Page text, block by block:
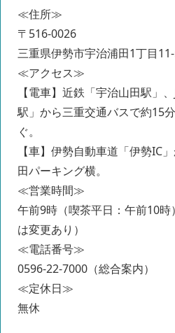
≪住所≫
〒516-0026
三重県伊勢市宇治浦田1丁目
≪アクセス≫
【電車】近鉄「宇治山田駅」
駅」から三重交通バスで約15
ぐ。
【車】伊勢自動車道「伊勢IC
田パーキング横。
≪営業時間≫
午前9時（喫茶平日：午前10
は変更あり）
≪電話番号≫
0596-22-7000（総合案内）
≪定休日≫
無休